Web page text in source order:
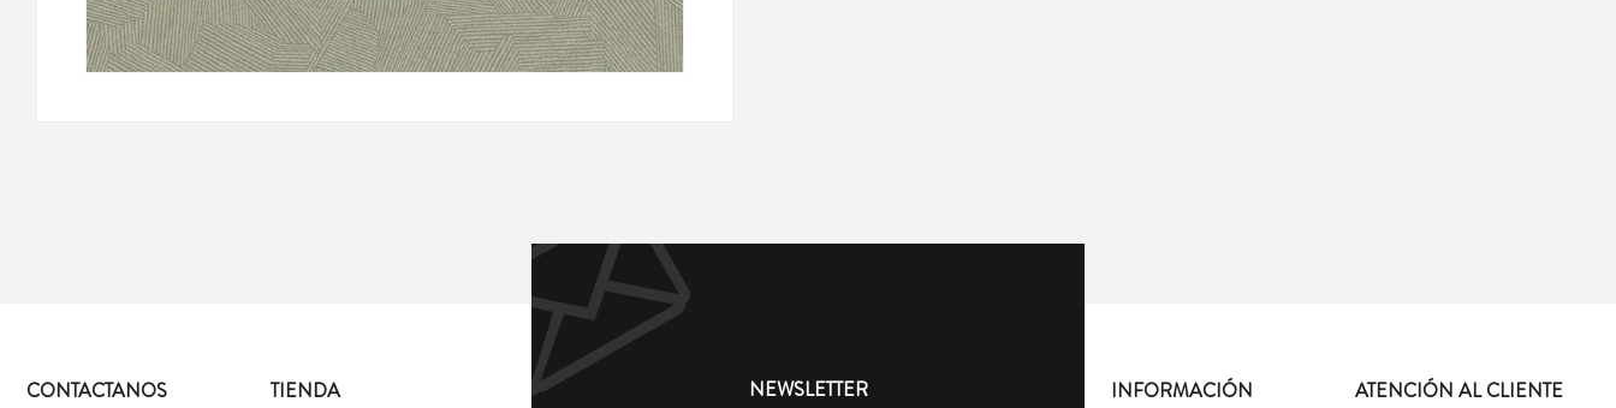
NEWSLETTER
CONTACTANOS TIENDA INFORMACIÓN ATENCIÓN AL CLIENTE